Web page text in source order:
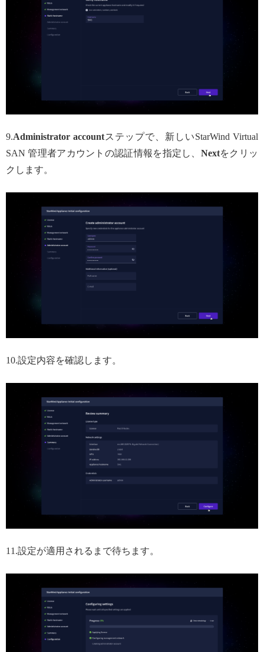
9.Administrator accountステップで、新しいStarWind Virtual
SAN 管理者アカウントの認証情報を指定し、 Nextをクリッ
クします。
10.設定内容を確認します。
11.設定が適用されるまで待ちます。